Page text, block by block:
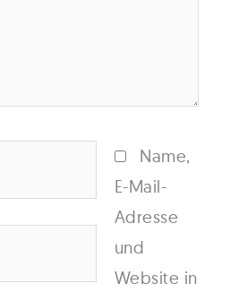
Name,
E-Mail-
Adresse
und
Website in